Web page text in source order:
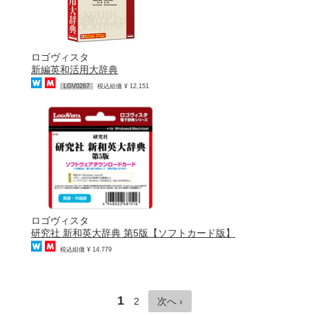
ロゴヴィスタ
新編英和活用大辞典
LGV0267 税込組価 ¥ 12,151
ロゴヴィスタ
研究社 新和英大辞典 第5版【ソフトカード版】
税込組価 ¥ 14,779
1 2 次へ ›